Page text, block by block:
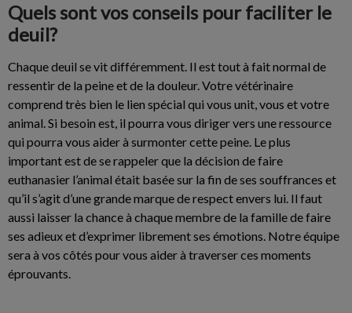
Quels sont vos conseils pour faciliter le
deuil?
Chaque deuil se vit différemment. Il est tout à fait normal de
ressentir de la peine et de la douleur. Votre vétérinaire
comprend très bien le lien spécial qui vous unit, vous et votre
animal. Si besoin est, il pourra vous diriger vers une ressource
qui pourra vous aider à surmonter cette peine. Le plus
important est de se rappeler que la décision de faire
euthanasier l’animal était basée sur la fin de ses souffrances et
qu’il s’agit d’une grande marque de respect envers lui. Il faut
aussi laisser la chance à chaque membre de la famille de faire
ses adieux et d’exprimer librement ses émotions. Notre équipe
sera à vos côtés pour vous aider à traverser ces moments
éprouvants.